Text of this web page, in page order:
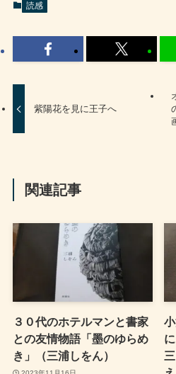
読感
紫陽花を見に王子へ
関連記事
３０代のホテルマンと書家
との友情物語「墨のゆらめ
き」（三浦しをん）